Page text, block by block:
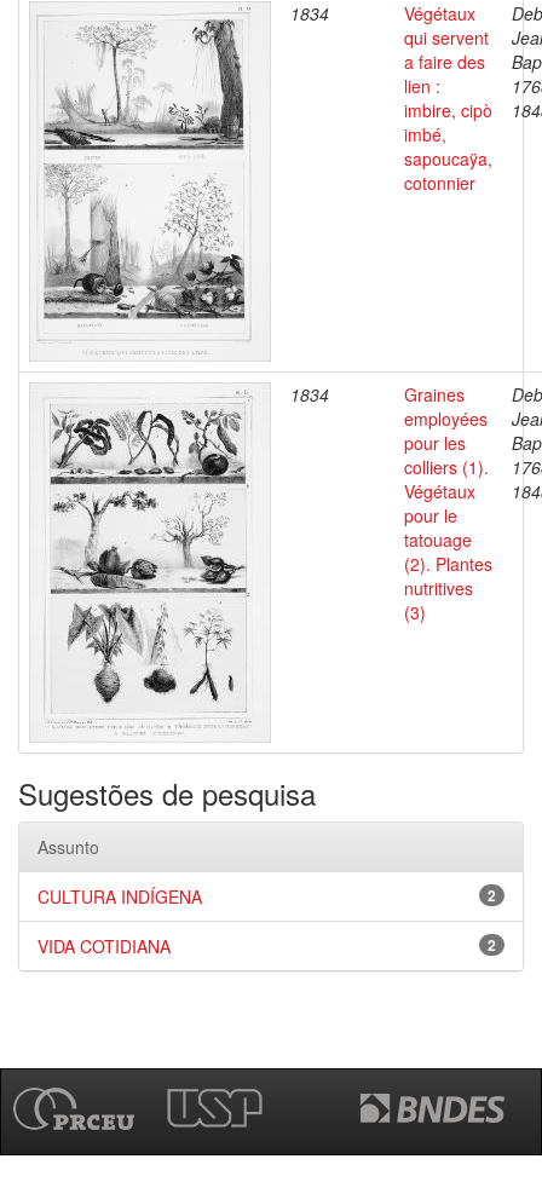
1834
Végétaux
qui servent
a faire des
lien :
imbire, cipò
imbé,
sapoucaÿa,
cotonnier
1834
Graines
employées
pour les
colliers (1).
Végétaux
pour le
tatouage
(2). Plantes
nutritives
(3)
Sugestões de pesquisa
Assunto
2
CULTURA INDÍGENA
2
VIDA COTIDIANA